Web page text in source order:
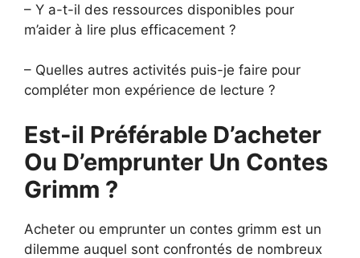
– Y a-t-il des ressources disponibles pour
m’aider à lire plus efficacement ?
– Quelles autres activités puis-je faire pour
compléter mon expérience de lecture ?
Est-il Préférable D’acheter
Ou D’emprunter Un Contes
Grimm ?
Acheter ou emprunter un contes grimm est un
dilemme auquel sont confrontés de nombreux